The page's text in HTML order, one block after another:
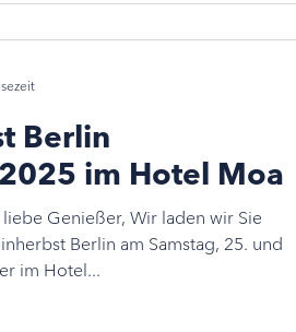
Berlin
im Hotel Moa
Genießer, Wir laden wir Sie
Berlin am Samstag, 25. und
im Hotel...